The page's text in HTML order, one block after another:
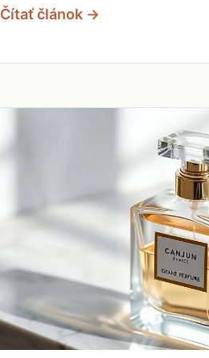
Čítať článok →